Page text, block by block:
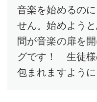
音楽を始めるの
せん。始めよう
間が音楽の扉を
グです！ 生徒様
包まれますように